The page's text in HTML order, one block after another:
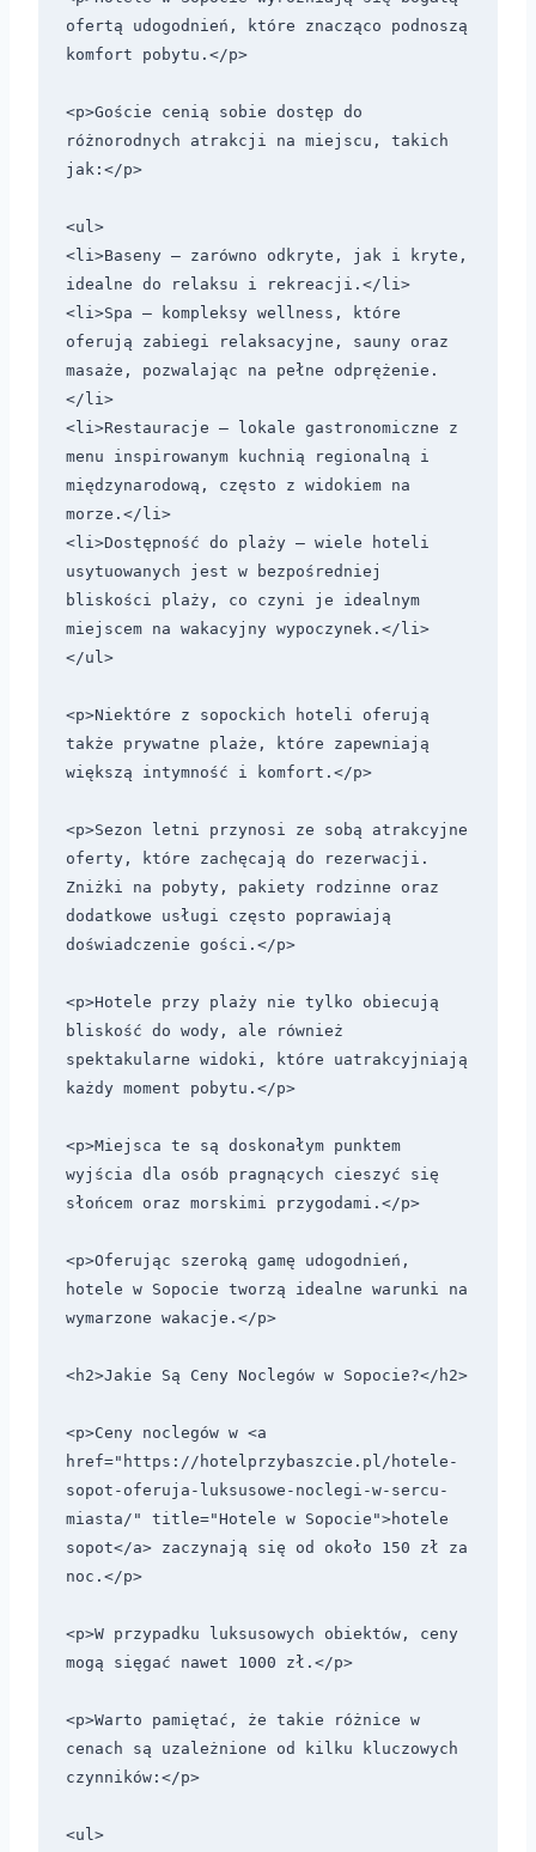
ofertą udogodnień, które znacząco podnoszą
komfort pobytu.</p>
<p>Goście cenią sobie dostęp do
różnorodnych atrakcji na miejscu, takich
jak:</p>
<ul>
<li>Baseny – zarówno odkryte, jak i kryte,
idealne do relaksu i rekreacji.</li>
<li>Spa – kompleksy wellness, które
oferują zabiegi relaksacyjne, sauny oraz
masaże, pozwalając na pełne odprężenie.
</li>
<li>Restauracje – lokale gastronomiczne z
menu inspirowanym kuchnią regionalną i
międzynarodową, często z widokiem na
morze.</li>
<li>Dostępność do plaży – wiele hoteli
usytuowanych jest w bezpośredniej
bliskości plaży, co czyni je idealnym
miejscem na wakacyjny wypoczynek.</li>
</ul>
<p>Niektóre z sopockich hoteli oferują
także prywatne plaże, które zapewniają
większą intymność i komfort.</p>
<p>Sezon letni przynosi ze sobą atrakcyjne
oferty, które zachęcają do rezerwacji.
Zniżki na pobyty, pakiety rodzinne oraz
dodatkowe usługi często poprawiają
doświadczenie gości.</p>
<p>Hotele przy plaży nie tylko obiecują
bliskość do wody, ale również
spektakularne widoki, które uatrakcyjniają
każdy moment pobytu.</p>
<p>Miejsca te są doskonałym punktem
wyjścia dla osób pragnących cieszyć się
słońcem oraz morskimi przygodami.</p>
<p>Oferując szeroką gamę udogodnień,
hotele w Sopocie tworzą idealne warunki na
wymarzone wakacje.</p>
<h2>Jakie Są Ceny Noclegów w Sopocie?</h2>
<p>Ceny noclegów w <a
href="https://hotelprzybaszcie.pl/hotele-
sopot-oferuja-luksusowe-noclegi-w-sercu-
miasta/" title="Hotele w Sopocie">hotele
sopot</a> zaczynają się od około 150 zł za
noc.</p>
<p>W przypadku luksusowych obiektów, ceny
mogą sięgać nawet 1000 zł.</p>
<p>Warto pamiętać, że takie różnice w
cenach są uzależnione od kilku kluczowych
czynników:</p>
<ul>